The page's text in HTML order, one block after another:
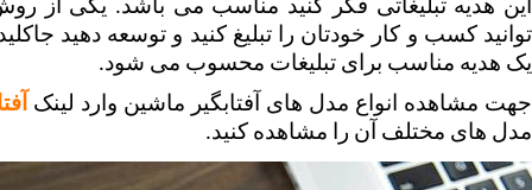
یک هدیه مناسب برای تبلیغات محسوب می شود.
جهت مشاهده انواع مدل های آفتابگیر ماشین وارد لینک
مدل های مختلف آن را مشاهده کنید.